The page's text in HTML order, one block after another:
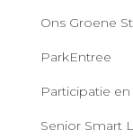
Ons Groene
ParkEntree
Participatie
Senior Smart